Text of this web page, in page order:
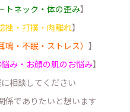
トネック・体の歪み】
挫・打撲・肉離れ】
・不眠・ストレス） 】
み・お顔の肌のお悩み】
相談してください
係でありたいと想います